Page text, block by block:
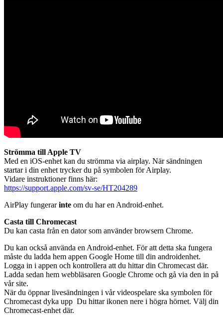
Strömma till Apple TV
Med en iOS-enhet kan du strömma via airplay. När sändningen
startar i din enhet trycker du på symbolen för Airplay.
Vidare instruktioner finns här:
https://support.apple.com/sv-se/HT204289
AirPlay fungerarinte om du har en Android-enhet.
Casta till Chromecast
Du kan casta från en dator som använder browsern Chrome.
Du kan också använda en Android-enhet. För att detta ska fungera
måste du ladda hem appen Google Home till din androidenhet.
Logga in i appen och kontrollera att du hittar din Chromecast där.
Ladda sedan hem webbläsaren Google Chrome och gå via den in på
vår site.
När du öppnar livesändningen i vår videospelare ska symbolen för
Chromecast dyka upp Du hittar ikonen nere i högra hörnet. Välj din
Chromecast-enhet där.